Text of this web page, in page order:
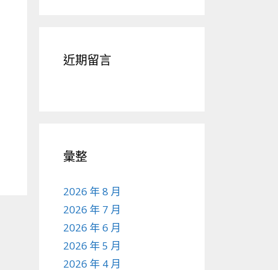
近期留言
彙整
2026 年 8 月
2026 年 7 月
2026 年 6 月
2026 年 5 月
2026 年 4 月